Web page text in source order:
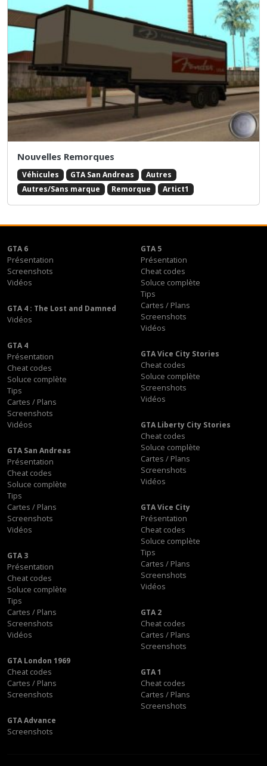
Nouvelles Remorques
Véhicules GTA San Andreas
Autres
Autres/Sans marque
Remorque Artict1
GTA 6
Présentation
Screenshots
Vidéos
GTA 5
Présentation
Cheat codes
Soluce complète
Tips
Cartes / Plans
Screenshots
Vidéos
GTA 4 : The Lost and Damned
Vidéos
GTA 4
Présentation
Cheat codes
Soluce complète
Tips
Cartes / Plans
Screenshots
Vidéos
GTA Vice City Stories
Cheat codes
Soluce complète
Screenshots
Vidéos
GTA Liberty City Stories
Cheat codes
Soluce complète
Cartes / Plans
Screenshots
Vidéos
GTA San Andreas
Présentation
Cheat codes
Soluce complète
Tips
Cartes / Plans
Screenshots
Vidéos
GTA Vice City
Présentation
Cheat codes
Soluce complète
Tips
Cartes / Plans
Screenshots
Vidéos
GTA 3
Présentation
Cheat codes
Soluce complète
Tips
Cartes / Plans
Screenshots
Vidéos
GTA 2
Cheat codes
Cartes / Plans
Screenshots
GTA London 1969
Cheat codes
Cartes / Plans
Screenshots
GTA 1
Cheat codes
Cartes / Plans
Screenshots
GTA Advance
Screenshots